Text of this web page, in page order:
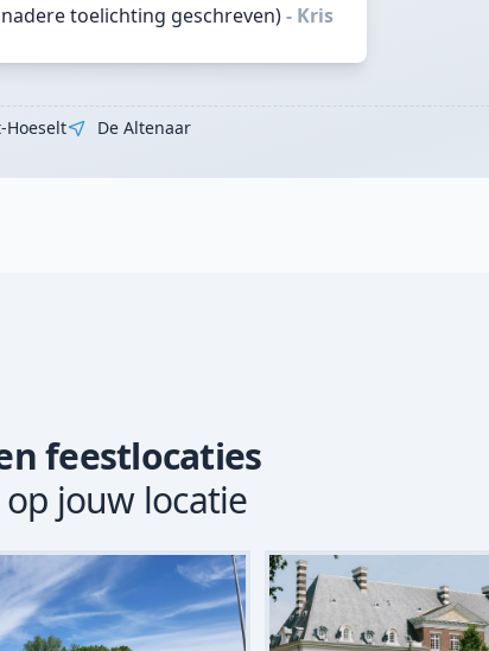
toelichting geschreven)- Kris
Hoeselt De Altenaar
feestlocaties
op jouw locatie